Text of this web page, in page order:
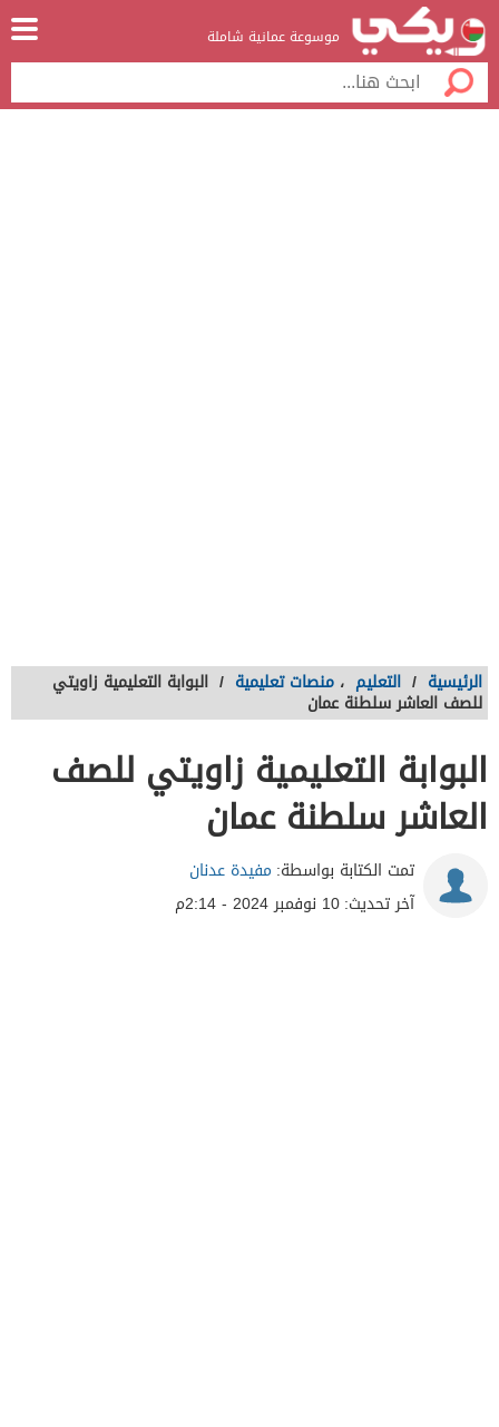
موسوعة عمانية شاملة
الرئيسية / التعليم ، منصات تعليمية / البوابة التعليمية زاويتي
للصف العاشر سلطنة عمان
البوابة التعليمية زاويتي للصف
العاشر سلطنة عمان
تمت الكتابة بواسطة: مفيدة عدنان
آخر تحديث:10 نوفمبر 2024 - 2:14م